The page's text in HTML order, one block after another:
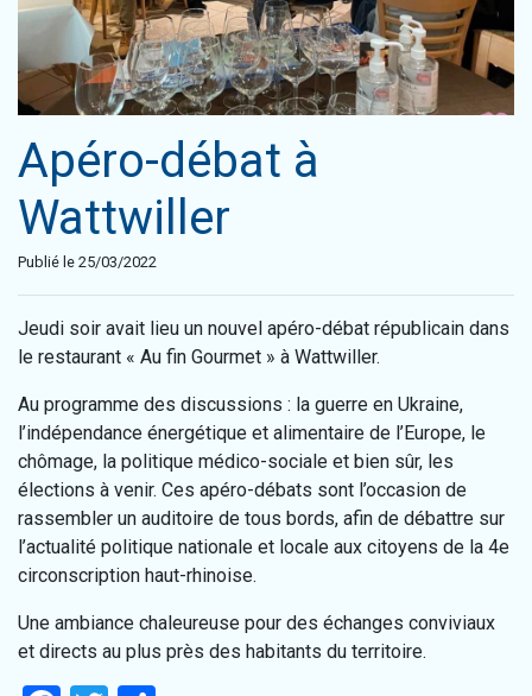
Apéro-débat à
Wattwiller
Publié le 25/03/2022
Jeudi soir avait lieu un nouvel apéro-débat républicain dans
le restaurant « Au fin Gourmet » à Wattwiller.
Au programme des discussions : la guerre en Ukraine,
l’indépendance énergétique et alimentaire de l’Europe, le
chômage, la politique médico-sociale et bien sûr, les
élections à venir. Ces apéro-débats sont l’occasion de
rassembler un auditoire de tous bords, afin de débattre sur
l’actualité politique nationale et locale aux citoyens de la 4e
circonscription haut-rhinoise.
Une ambiance chaleureuse pour des échanges conviviaux
et directs au plus près des habitants du territoire.